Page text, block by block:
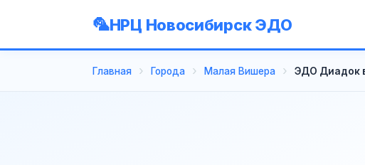
НРЦ Новосибирск ЭДО
Главная Города Малая Вишера ЭДО Диадок